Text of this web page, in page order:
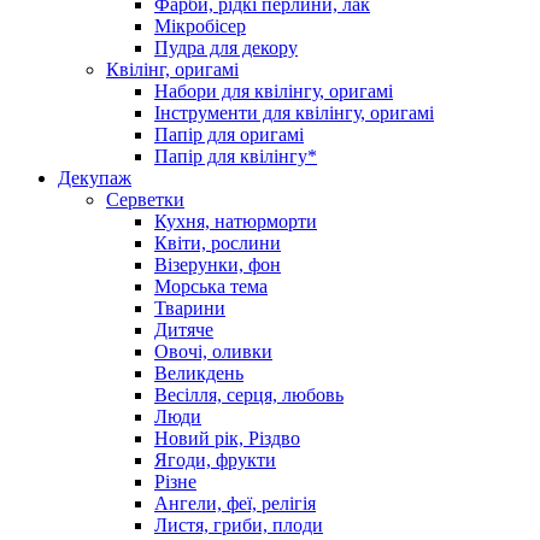
Мікробісер
Пудра для декору
Квілінг, оригамі
Набори для квілінгу, оригамі
Інструменти для квілінгу, оригамі
Папір для оригамі
Папір для квілінгу*
Декупаж
Серветки
Кухня, натюрморти
Квіти, рослини
Візерунки, фон
Морська тема
Тварини
Дитяче
Овочі, оливки
Великдень
Весілля, серця, любовь
Люди
Новий рік, Різдво
Ягоди, фрукти
Різне
Ангели, феї, релігія
Листя, гриби, плоди